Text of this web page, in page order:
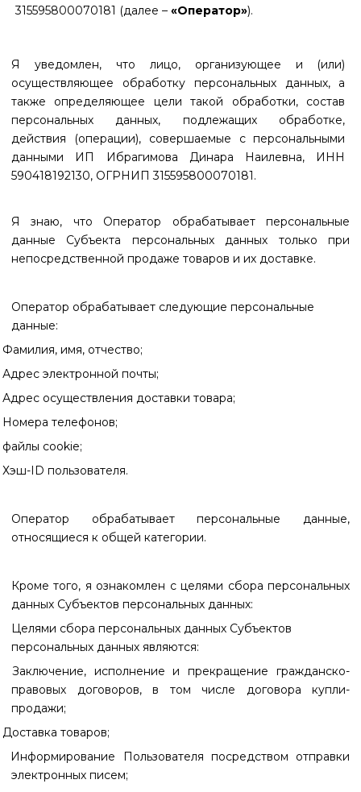
315595800070181 (далее –«Оператор»).
Я уведомлен, что лицо, организующее и (или)
осуществляющее обработку персональных данных, а
также определяющее цели такой обработки, состав
персональных данных, подлежащих обработке,
действия (операции), совершаемые с персональными
данными ИП Ибрагимова Динара Наилевна, ИНН
590418192130, ОГРНИП 315595800070181.
Я знаю, что Оператор обрабатывает персональные
данные Субъекта персональных данных только при
непосредственной продаже товаров и их доставке.
Оператор обрабатывает следующие персональные
данные:
Фамилия, имя, отчество;
Адрес электронной почты;
Адрес осуществления доставки товара;
Номера телефонов;
файлы cookie;
Хэш-ID пользователя.
Оператор обрабатывает персональные данные,
относящиеся к общей категории.
Кроме того, я ознакомлен с целями сбора персональных
данных Субъектов персональных данных:
Целями сбора персональных данных Субъектов
персональных данных являются:
Заключение, исполнение и прекращение гражданско-
правовых договоров, в том числе договора купли-
продажи;
Доставка товаров;
Информирование Пользователя посредством отправки
электронных писем;